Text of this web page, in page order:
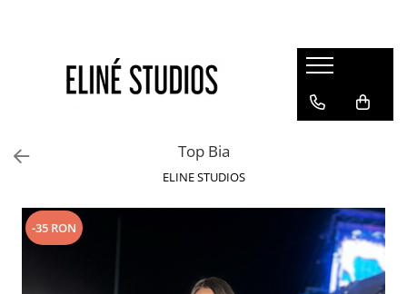
Best Sellers
Rochii
Pantaloni
Fuste
Top Bia
ELINE STUDIOS
-35 RON